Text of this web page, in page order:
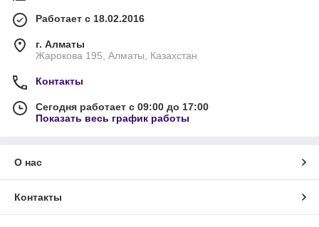
Работает с 18.02.2016
г. Алматы
Жарокова 195, Алматы, Казахстан
Контакты
Сегодня работает с 09:00 до 17:00
Показать весь график работы
О нас
Контакты